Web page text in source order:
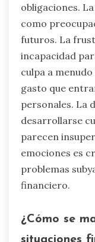
obligaciones.
como
futuros. La
incapacidad
culpa a
gasto que
personales. La
desarrollarse
parecen
emociones es
problemas
financiero.
¿Cómo se